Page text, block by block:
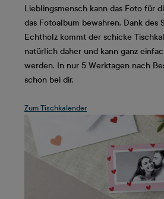
Lieblingsmensch kann das Foto für
das Fotoalbum bewahren. Dank des
Echtholz kommt der schicke
natürlich daher und kann ganz
werden. In nur 5 Werktagen nach
schon bei dir.
Zum Tischkalender